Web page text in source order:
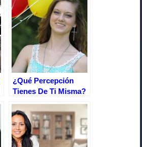
¿Qué Percepción
Tienes De Ti Misma?